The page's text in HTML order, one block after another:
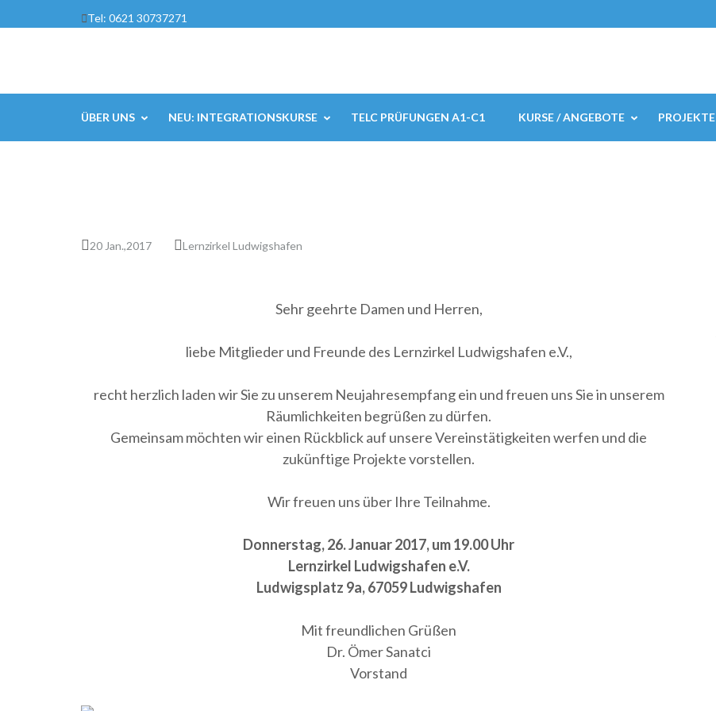
Inhalt
drücken)
Tel: 0621 30737271
ÜBER UNS NEU: INTEGRATIONSKURSE TELC PRÜFUNGEN A1-C1 KURSE / ANGEBOTE PROJEKTE
20 Jan.,2017 Lernzirkel Ludwigshafen
Sehr geehrte Damen und Herren,
liebe Mitglieder und Freunde des Lernzirkel Ludwigshafen e.V.,
recht herzlich laden wir Sie zu unserem Neujahresempfang ein und freuen uns Sie in unserem
Räumlichkeiten begrüßen zu dürfen.
Gemeinsam möchten wir einen Rückblick auf unsere Vereinstätigkeiten werfen und die
zukünftige Projekte vorstellen.
Wir freuen uns über Ihre Teilnahme.
Donnerstag, 26. Januar 2017, um 19.00 Uhr
Lernzirkel Ludwigshafen e.V.
Ludwigsplatz 9a, 67059 Ludwigshafen
Mit freundlichen Grüßen
Dr. Ömer Sanatci
Vorstand